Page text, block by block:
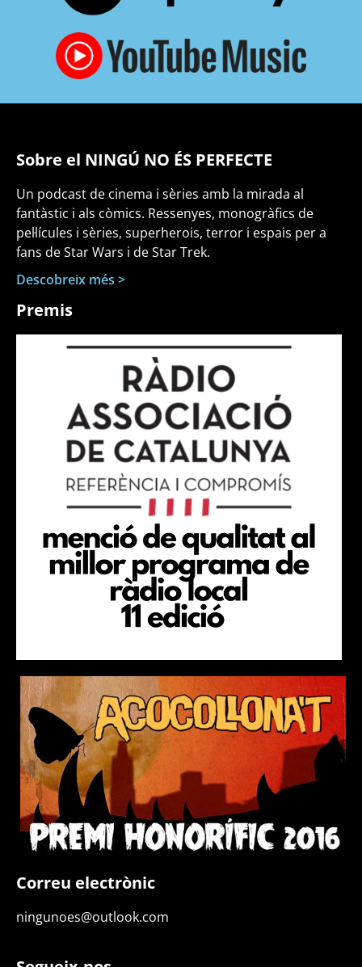
Sobre el NINGÚ NO ÉS PERFECTE
Un podcast de cinema i sèries amb la mirada al
fantàstic i als còmics. Ressenyes, monogràfics de
pel·lícules i sèries, superherois, terror i espais per a
fans de Star Wars i de Star Trek.
Descobreix més >
Premis
Correu electrònic
ningunoes@outlook.com